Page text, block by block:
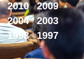
2010
2009
2004
2003
1998
1997